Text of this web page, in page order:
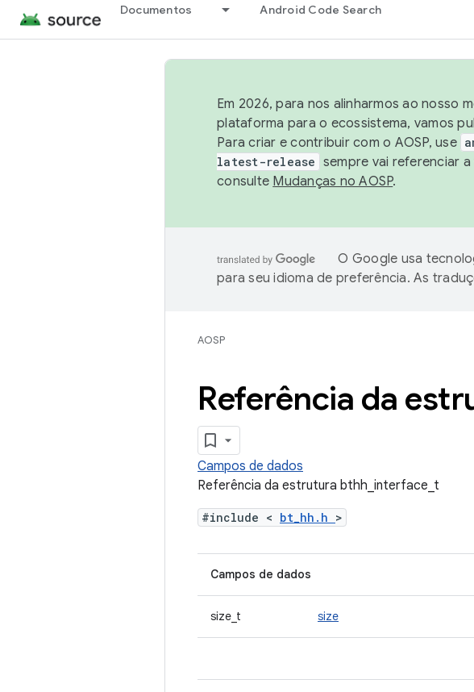
Documentos Android Code Search
Em 2026, para nos alinharmos ao nosso
plataforma para o ecossistema, vamos
Para criar e contribuir com o AOSP, use
latest-release sempre vai referenciar
consulte Mudanças no AOSP.
O Google usa
para seu idioma de preferência. As
AOSP
Referência da
Campos de dados
Referência da estrutura bthh_interface_t
#include < bt_hh.h >
Campos de dados
size_t size